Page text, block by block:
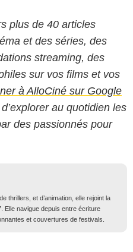
plus de 40 articles
et des séries, des
streaming, des
sur vos films et vos
à AlloCiné sur Google
d’explorer au quotidien les
des passionnés pour
thrillers, et d’animation, elle rejoint la
Elle navigue depuis entre écriture
et couvertures de festivals.